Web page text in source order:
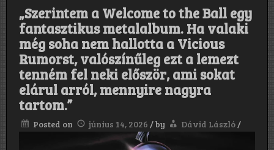
zenekar
volt,
amelyben
azután
játszottam,
hogy
kirúgtak
az
Erosionból.
egy
sötét
„Szerintem a Welcome to the Ball egy
fantasztikus metalalbum. Ha valaki
még soha nem hallotta a Vicious
Rumorst, valószínűleg ezt a lemezt
tenném fel neki először, ami sokat
elárul arról, mennyire nagyra
tartom.”
Posted on június 14, 2026 /by Dávid László/